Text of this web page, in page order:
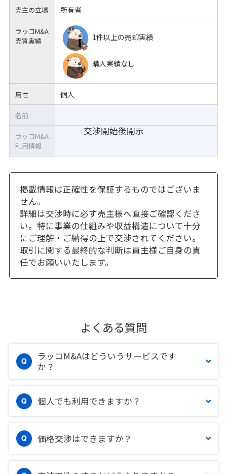
売主の立場 所有者
ラッコM&A
売買実績
1件以上の売却実績
購入実績なし
属性 個人
交渉開始後開示
名前
ラッコM&A
利用情報
掲載情報は正確性を保証するものではございま
せん。
詳細は交渉時に必ず売主様へ直接ご確認くださ
い。特に事業の仕組みや収益構造について十分
にご理解・ご納得の上で交渉されてください。
取引に関する最終的な判断は買主様ご自身の責
任でお願いいたします。
よくある質問
ラッコM&Aはどういうサービスです
か？
個人でも利用できますか？
価格交渉はできますか？